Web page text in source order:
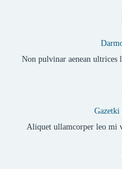
Non pulvinar aenean ultrices
Aliquet ullamcorper leo mi